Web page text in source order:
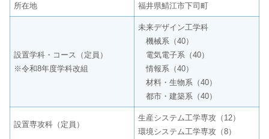
所在地 福井県鯖江市下司町
設置学科・コース（定員）
※令和8年度学科改組
未来デザイン工学科
機械系（40）
電気電子系（40）
情報系（40）
材料・生物系（40）
都市・建築系（40）
設置専攻科（定員）
生産システム工学専攻（12）
環境システム工学専攻（8）